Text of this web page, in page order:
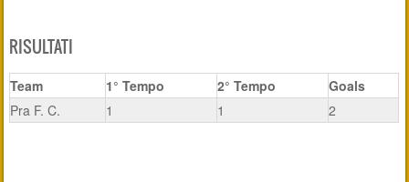
RISULTATI
Team 1° Tempo 2° Tempo
Goals
Pra F. C.
1 1 2